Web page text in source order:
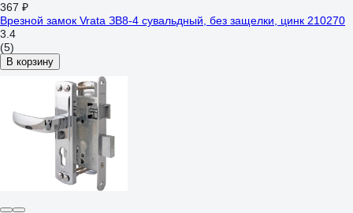
367 ₽
Врезной замок Vrata ЗВ8-4 сувальдный, без защелки, цинк 210270
3.4
(5)
В корзину